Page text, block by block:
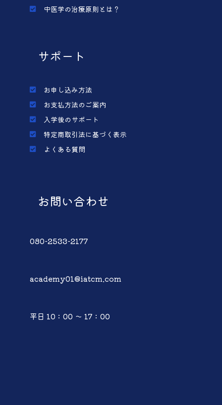
中医学の治療原則とは？
サポート
お申し込み方法
お支払方法のご案内
入学後のサポート
特定商取引法に基づく表示
よくある質問
お問い合わせ
080-2533-2177
academy01@iatcm.com
平日 10：00 ～ 17：00